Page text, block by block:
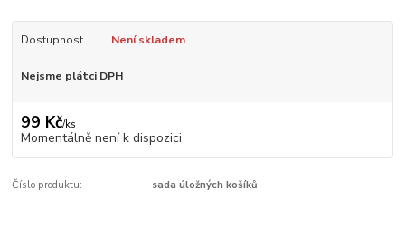
Dostupnost Není skladem
Nejsme plátci DPH
99 Kč/ks
Momentálně není k dispozici
Číslo produktu: sada úložných košíků